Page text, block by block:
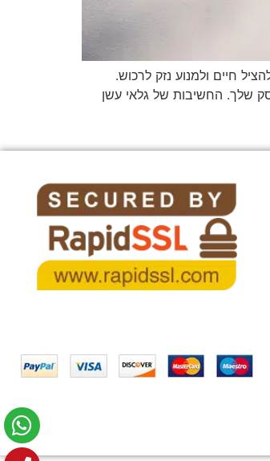
חיים ולמנוע נזק לרכוש.
שלך. החשיבות של גלאי עשן